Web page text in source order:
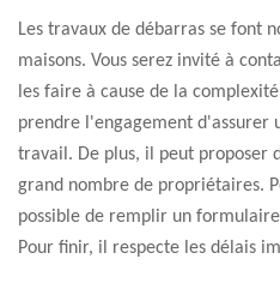
Les travaux de débarras se font
maisons. Vous serez invité à
les faire à cause de la
prendre l'engagement d'assurer
travail. De plus, il peut proposer
grand nombre de propriétaires.
possible de remplir un
Pour finir, il respecte les délais